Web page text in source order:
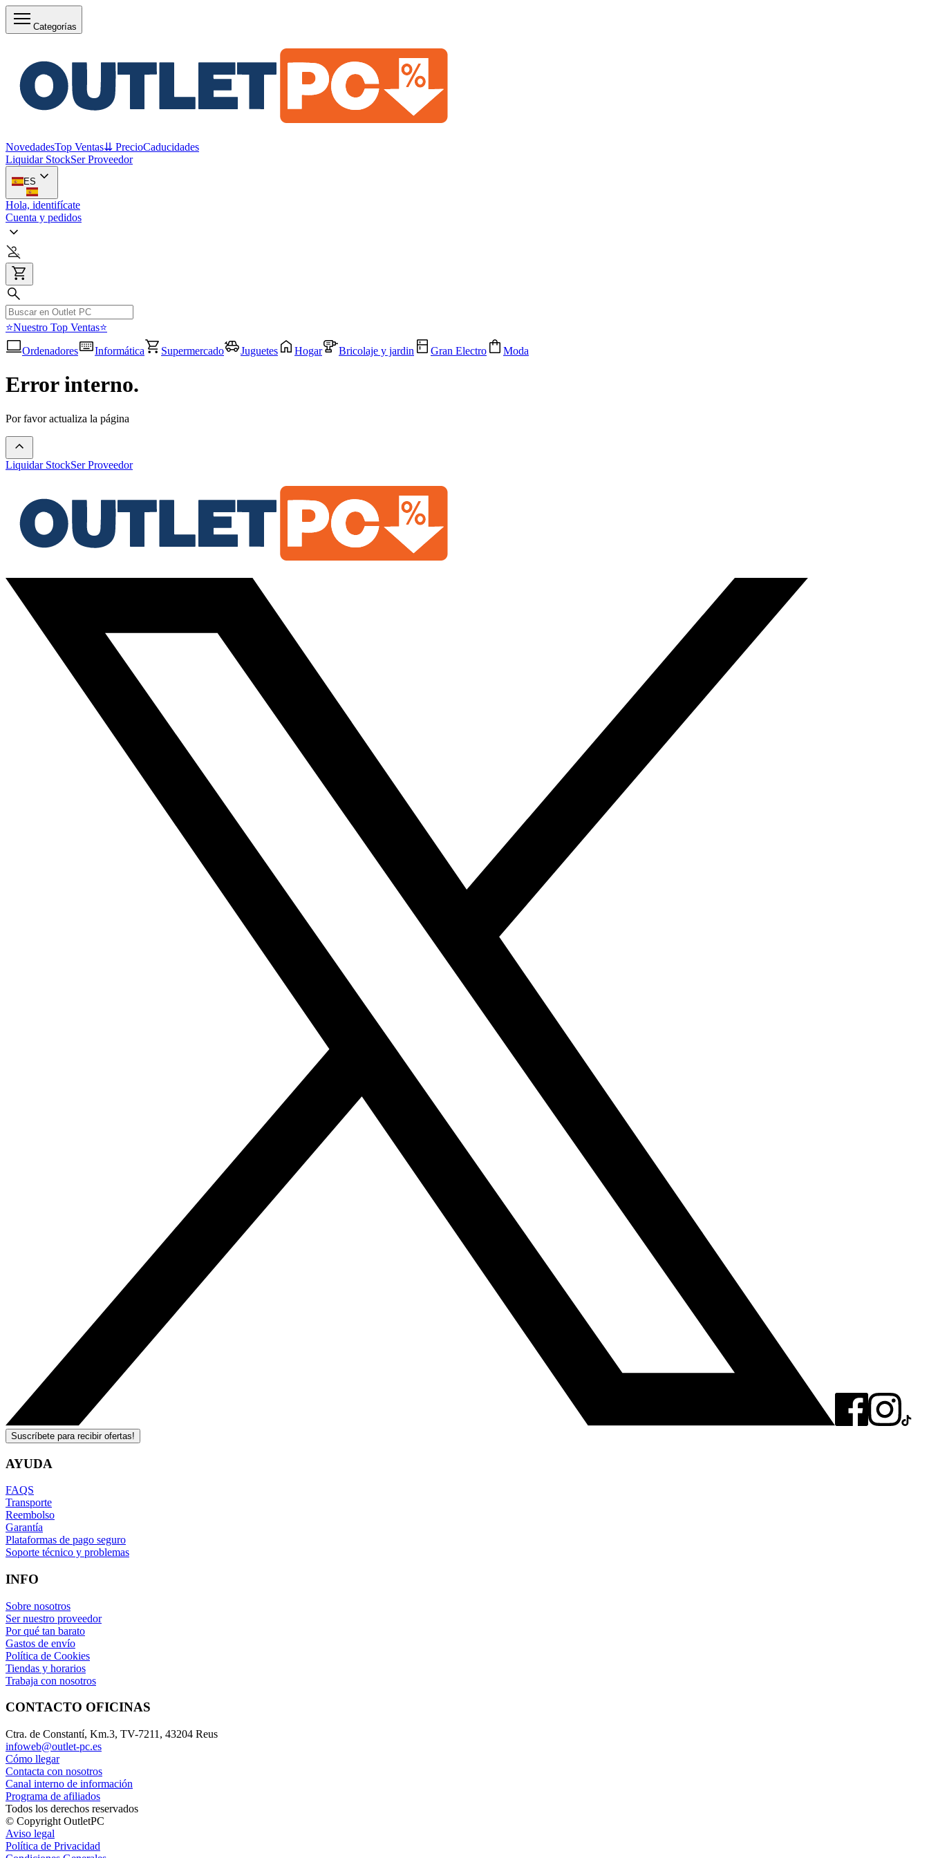
Categorías
NovedadesTop Ventas⇊ PrecioCaducidades
Liquidar StockSer Proveedor
ES
Hola, identifícate
Cuenta y pedidos
⭐Nuestro Top Ventas⭐
Ordenadores
Informática Supermercado Juguetes Hogar Bricolaje y jardin Gran Electro Moda
Error interno.
Por favor actualiza la página
Liquidar StockSer Proveedor
Suscríbete para recibir ofertas!
AYUDA
FAQS
Transporte
Reembolso
Garantía
Plataformas de pago seguro
Soporte técnico y problemas
INFO
Sobre nosotros
Ser nuestro proveedor
Por qué tan barato
Gastos de envío
Política de Cookies
Tiendas y horarios
Trabaja con nosotros
CONTACTO OFICINAS
Ctra. de Constantí, Km.3, TV-7211, 43204 Reus
infoweb@outlet-pc.es
Cómo llegar
Contacta con nosotros
Canal interno de información
Programa de afiliados
Todos los derechos reservados
© Copyright OutletPC
Aviso legal
Política de Privacidad